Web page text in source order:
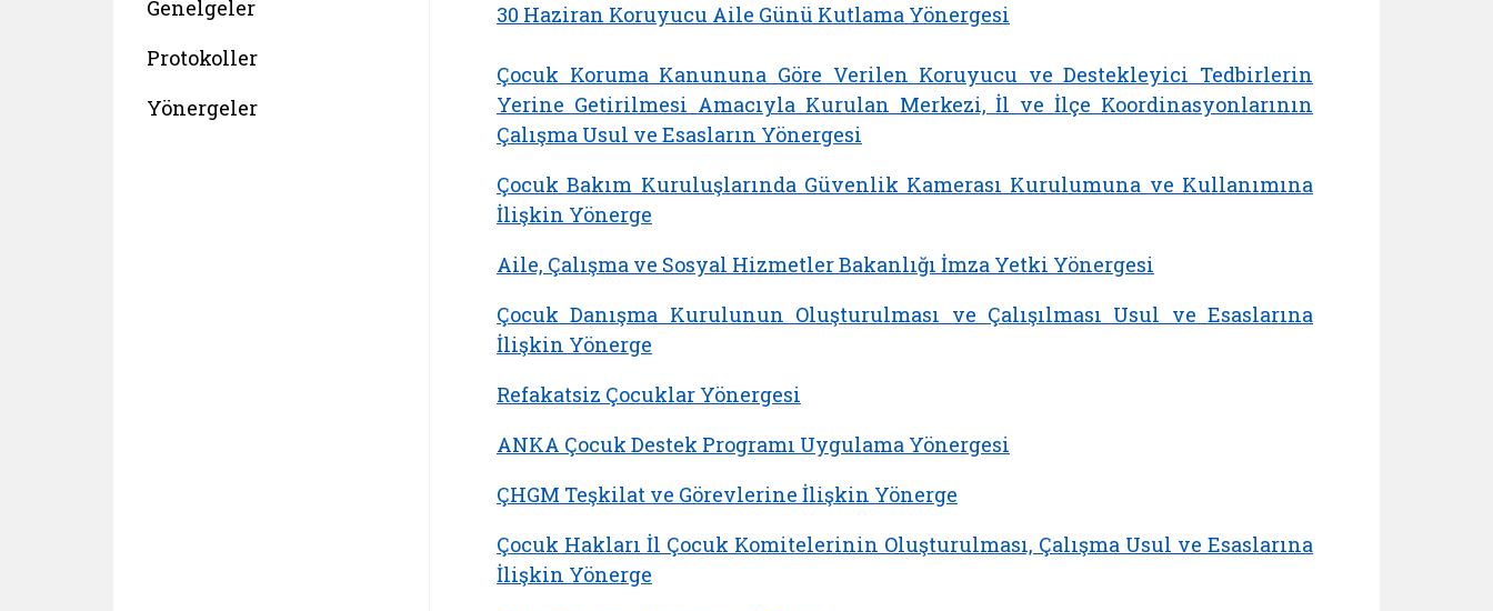
Genelgeler
Protokoller
Yönergeler
30 Haziran Koruyucu Aile Günü Kutlama Yönergesi
Çocuk Koruma Kanununa Göre Verilen Koruyucu ve Destekleyici Tedbirlerin
Yerine Getirilmesi Amacıyla Kurulan Merkezi, İl ve İlçe Koordinasyonlarının
Çalışma Usul ve Esasların Yönergesi
Çocuk Bakım Kuruluşlarında Güvenlik Kamerası Kurulumuna ve Kullanımına
İlişkin Yönerge
Aile, Çalışma ve Sosyal Hizmetler Bakanlığı İmza Yetki Yönergesi
Çocuk Danışma Kurulunun Oluşturulması ve Çalışılması Usul ve Esaslarına
İlişkin Yönerge
Refakatsiz Çocuklar Yönergesi
ANKA Çocuk Destek Programı Uygulama Yönergesi
ÇHGM Teşkilat ve Görevlerine İlişkin Yönerge
Çocuk Hakları İl Çocuk Komitelerinin Oluşturulması, Çalışma Usul ve Esaslarına
İlişkin Yönerge